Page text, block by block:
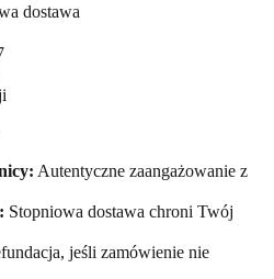
dostawa
: Autentyczne zaangażowanie z
: Stopniowa dostawa chroni Twój
jeśli zamówienie nie